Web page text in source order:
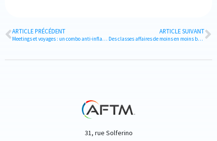
ARTICLE PRÉCÉDENT
Meetings et voyages : un combo anti-inflation
ARTICLE SUIVANT
Des classes affaires de moins en moins business
31, rue Solferino